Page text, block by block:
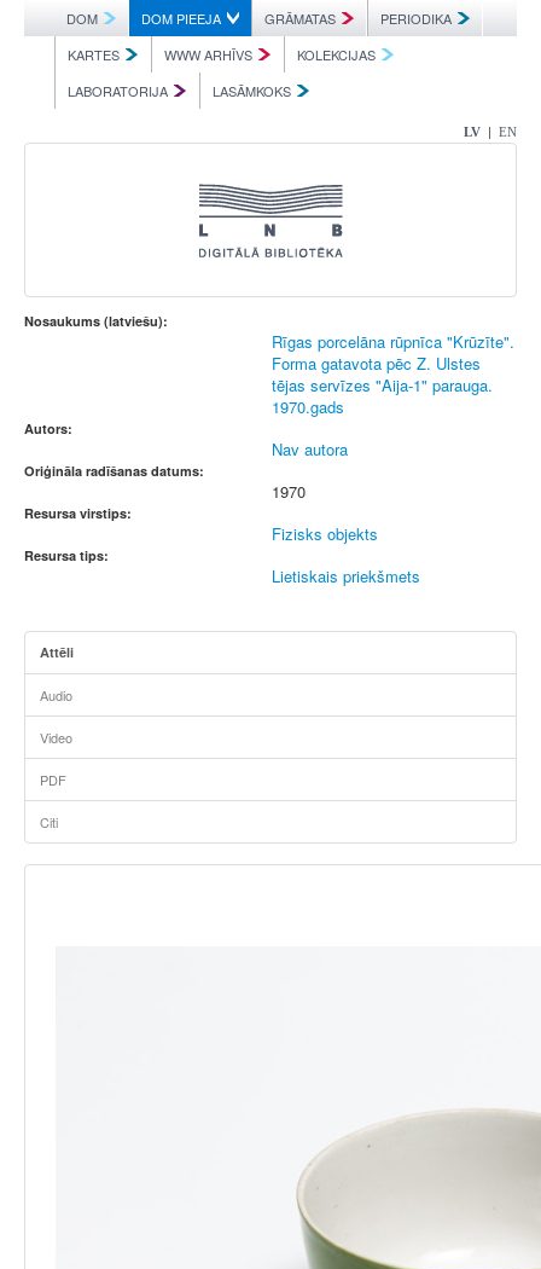
DOM DOM PIEEJA GRĀMATAS
PERIODIKA
KARTES
WWW ARHĪVS
KOLEKCIJAS
LABORATORIJA
LASĀMKOKS
LV | EN
Nosaukums (latviešu):
Rīgas porcelāna rūpnīca "Krūzīte".
Forma gatavota pēc Z. Ulstes
tējas servīzes "Aija-1" parauga.
1970.gads
Autors:
Nav autora
Oriģināla radīšanas datums:
1970
Resursa virstips:
Fizisks objekts
Resursa tips:
Lietiskais priekšmets
Attēli
Audio
Video
PDF
Citi